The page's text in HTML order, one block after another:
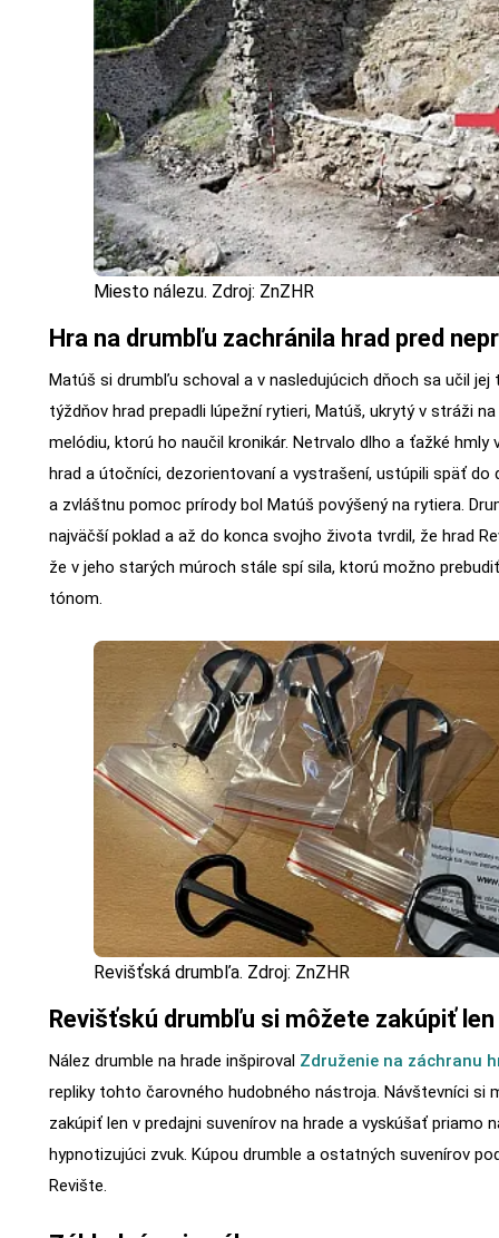
Miesto nálezu. Zdroj: ZnZHR
Hra na drumbľu zachránila hrad pred
Matúš si drumbľu schoval a v nasledujúcich dňoch sa učil
týždňov hrad prepadli lúpežní rytieri, Matúš, ukrytý v stráži
melódiu, ktorú ho naučil kronikár. Netrvalo dlho a ťažké hmly
hrad a útočníci, dezorientovaní a vystrašení, ustúpili späť
a zvláštnu pomoc prírody bol Matúš povýšený na rytiera.
najväčší poklad a až do konca svojho života tvrdil, že hrad
že v jeho starých múroch stále spí sila, ktorú možno
tónom.
Revišťská drumbľa. Zdroj: ZnZHR
Revišťskú drumbľu si môžete zakúpiť len
Nález drumble na hrade inšpiroval Združenie na záchranu
repliky tohto čarovného hudobného nástroja. Návštevníci si
zakúpiť len v predajni suvenírov na hrade a vyskúšať priamo
hypnotizujúci zvuk. Kúpou drumble a ostatných suvenírov
Revište.